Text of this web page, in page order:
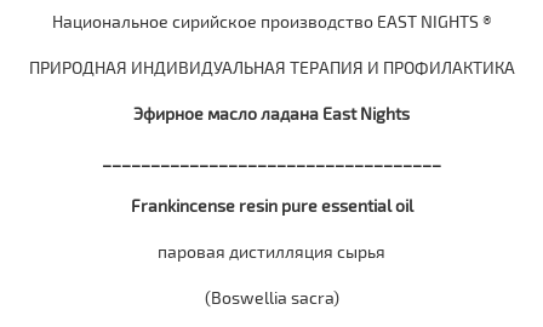
Национальное сирийское производство EAST NIGHTS®
ПРИРОДНАЯ ИНДИВИДУАЛЬНАЯ ТЕРАПИЯ И ПРОФИЛАКТИКА
Эфирное масло ладана East Nights
Frankincense resin pure essential oil
паровая дистилляция сырья
(Boswellia sacra)